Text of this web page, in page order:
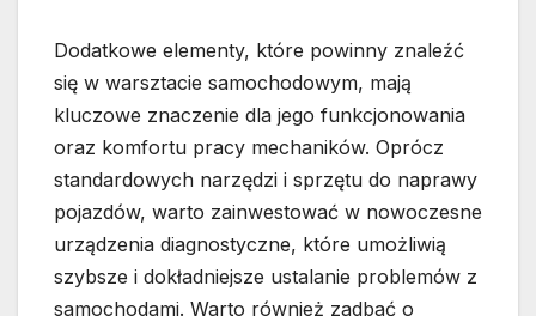
Dodatkowe elementy, które powinny znaleźć
się w warsztacie samochodowym, mają
kluczowe znaczenie dla jego funkcjonowania
oraz komfortu pracy mechaników. Oprócz
standardowych narzędzi i sprzętu do naprawy
pojazdów, warto zainwestować w nowoczesne
urządzenia diagnostyczne, które umożliwią
szybsze i dokładniejsze ustalanie problemów z
samochodami. Warto również zadbać o